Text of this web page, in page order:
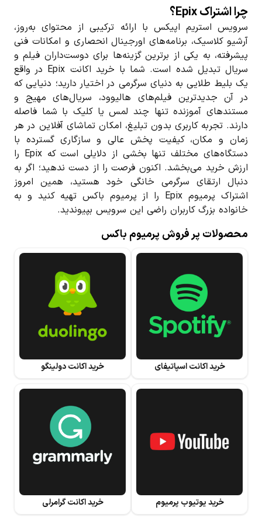
چرا اشتراک Epix؟
سرویس استریم اپیکس با ارائه ترکیبی از محتوای به‌روز،
آرشیو کلاسیک، برنامه‌های اورجینال انحصاری و امکانات فنی
پیشرفته، به یکی از برترین گزینه‌ها برای دوست‌داران فیلم و
سریال تبدیل شده است. شما با خرید اکانت Epix در واقع
یک بلیط طلایی به دنیای سرگرمی در اختیار دارید؛ دنیایی که
در آن جدیدترین فیلم‌های هالیوود، سریال‌های مهیج و
مستندهای آموزنده تنها چند لمس یا کلیک با شما فاصله
دارند. تجربه کاربری بدون تبلیغ، امکان تماشای آفلاین در هر
زمان و مکان، کیفیت پخش عالی و سازگاری گسترده با
دستگاه‌های مختلف تنها بخشی از دلایلی است که Epix را
ارزش خرید می‌بخشد. اکنون فرصت را از دست ندهید؛ اگر به
دنبال ارتقای سرگرمی خانگی خود هستید، همین امروز
اشتراک پرمیوم Epix را از پرمیوم باکس تهیه کنید و به
خانواده بزرگ کاربران راضی این سرویس بپیوندید.
محصولات پر فروش پرمیوم باکس
خرید اکانت اسپاتیفای خرید اکانت دولینگو
خرید یوتیوب پرمیوم خرید اکانت گرامرلی